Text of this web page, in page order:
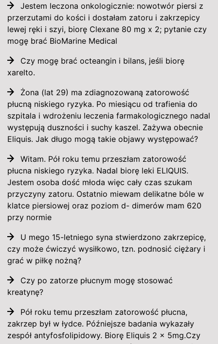
Jestem leczona onkologicznie: nowotwór piersi z
przerzutami do kości i dostałam zatoru i zakrzepicy
lewej ręki i szyi, biorę Clexane 80 mg x 2; pytanie czy
mogę brać BioMarine Medical
Czy mogę brać octeangin i bilans, jeśli biorę
xarelto.
Żona (lat 29) ma zdiagnozowaną zatorowość
płucną niskiego ryzyka. Po miesiącu od trafienia do
szpitala i wdrożeniu leczenia farmakologicznego nadal
występują duszności i suchy kaszel. Zażywa obecnie
Eliquis. Jak długo mogą takie objawy występować?
Witam. Pół roku temu przeszłam zatorowość
płucna niskiego ryzyka. Nadal biorę leki ELIQUIS.
Jestem osoba dość młoda więc cały czas szukam
przyczyny zatoru. Ostatnio miewam delikatne bóle w
klatce piersiowej oraz poziom d- dimerów mam 620
przy normie
U mego 15-letniego syna stwierdzono zakrzepicę,
czy może ćwiczyć wysiłkowo, tzn. podnosić ciężary i
grać w piłkę nożną?
Czy po zatorze płucnym mogę stosować
kreatynę?
Pół roku temu przeszłam zatorowość płucna,
zakrzep był w łydce. Późniejsze badania wykazały
zespół antyfosfolipidowy. Biorę Eliquis 2 x 5mg.Czy